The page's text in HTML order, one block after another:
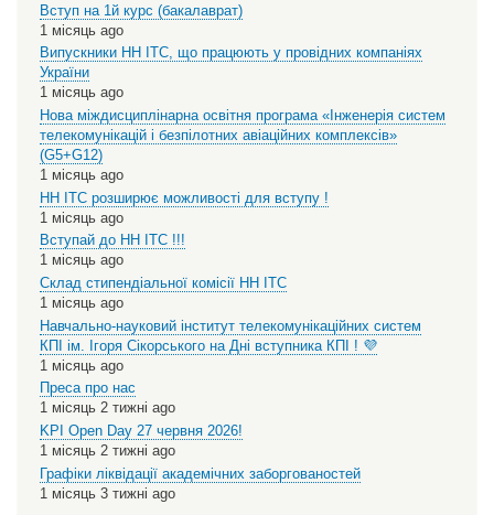
Вступ на 1й курс (бакалаврат)
1 місяць ago
Випускники НН ІТС, що працюють у провідних компаніях
України
1 місяць ago
Нова міждисциплінарна освітня програма «Інженерія систем
телекомунікацій і безпілотних авіаційних комплексів»
(G5+G12)
1 місяць ago
НН ІТС розширює можливості для вступу !
1 місяць ago
Вступай до НН ІТС !!!
1 місяць ago
Склад стипендіальної комісії НН ІТС
1 місяць ago
Навчально-науковий інститут телекомунікаційних систем
КПІ ім. Ігоря Сікорського на Дні вступника КПІ ! 💜
1 місяць ago
Преса про нас
1 місяць 2 тижні ago
KPI Open Day 27 червня 2026!
1 місяць 2 тижні ago
Графіки ліквідації академічних заборгованостей
1 місяць 3 тижні ago